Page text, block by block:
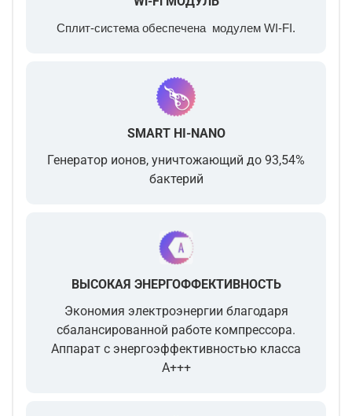
Сплит-система обеспечена модулем WI-FI.
SMART HI-NANO
Генератор ионов, уничтожающий до 93,54%
бактерий
ВЫСОКАЯ ЭНЕРГОФФЕКТИВНОСТЬ
Экономия электроэнергии благодаря
сбалансированной работе компрессора.
Аппарат с энергоэффективностью класса
A+++